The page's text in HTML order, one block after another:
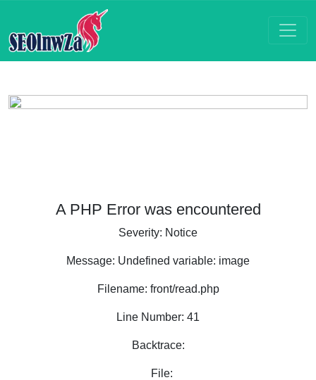
A PHP Error was encountered
Severity: Notice
Message: Undefined variable: image
Filename: front/read.php
Line Number: 41
Backtrace:
File: